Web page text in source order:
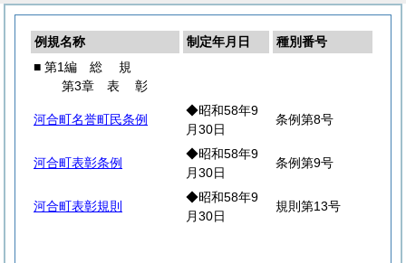
例規名称 制定年月日
種別番号
■ 第1編 総 規
第3章 表彰
河合町名誉町民条例
◆昭和58年9
月30日
条例第8号
河合町表彰条例
◆昭和58年9
月30日
条例第9号
河合町表彰規則
◆昭和58年9
月30日
規則第13号